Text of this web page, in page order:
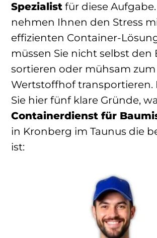
Spezialist für diese
nehmen Ihnen den Stress
effizienten Container-
müssen Sie nicht selbst den
sortieren oder mühsam zum
Wertstoffhof transportieren.
Sie hier fünf klare Gründe,
Containerdienst für
in Kronberg im Taunus die
ist: